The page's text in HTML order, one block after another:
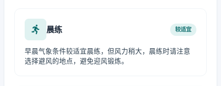
晨练 较适宜
早晨气象条件较适宜晨练，但风力稍大，晨练时请注意
选择避风的地点，避免迎风锻炼。